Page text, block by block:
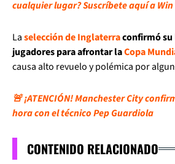
cualquier lugar? Suscríbete aquí a
Laselección de Inglaterraconfirmó su
jugadores para afrontar laCopa
causa alto revuelo y polémica por
🚨 ¡ATENCIÓN! Manchester City
hora con el técnico Pep Guardiola
CONTENIDO RELACIONADO